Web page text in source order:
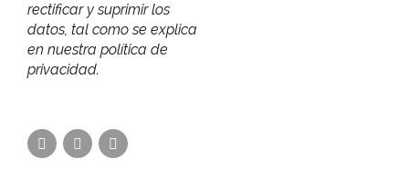
rectificar y suprimir los
datos, tal como se explica
en nuestra política de
privacidad.